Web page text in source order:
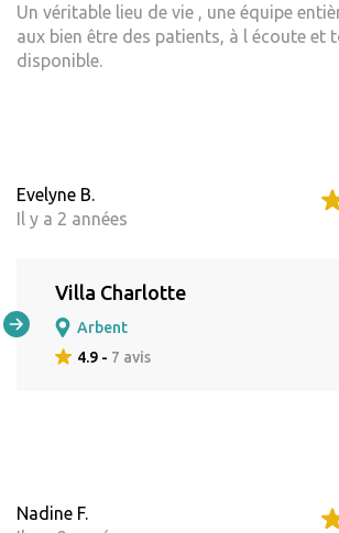
Un véritable lieu de vie , une équipe
aux bien être des patients, à l écoute et
disponible.
Evelyne B.
Il y a 2 années
Villa Charlotte
Arbent
4.9 - 7 avis
Nadine F.